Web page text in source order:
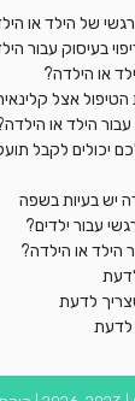
של הילד או
בעיסוק עבור
או הילדה?
הטיפול אצל
הילד או
יכולים לקבל
יש בעיות בשפה
עבור ילדים?
הילד או הילדה?
לדעת
לדעת